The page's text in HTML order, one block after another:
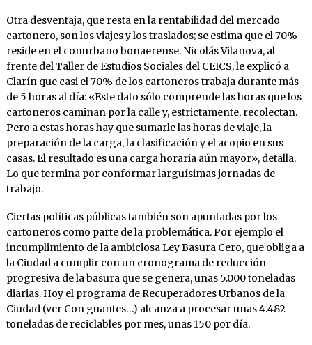
Otra desventaja, que resta en la rentabilidad del mercado
cartonero, son los viajes y los traslados; se estima que el 70%
reside en el conurbano bonaerense. Nicolás Vilanova, al
frente del Taller de Estudios Sociales del CEICS, le explicó a
Clarín que casi el 70% de los cartoneros trabaja durante más
de 5 horas al día: «Este dato sólo comprende las horas que los
cartoneros caminan por la calle y, estrictamente, recolectan.
Pero a estas horas hay que sumarle las horas de viaje, la
preparación de la carga, la clasificación y el acopio en sus
casas. El resultado es una carga horaria aún mayor», detalla.
Lo que termina por conformar larguísimas jornadas de
trabajo.
Ciertas políticas públicas también son apuntadas por los
cartoneros como parte de la problemática. Por ejemplo el
incumplimiento de la ambiciosa Ley Basura Cero, que obliga a
la Ciudad a cumplir con un cronograma de reducción
progresiva de la basura que se genera, unas 5.000 toneladas
diarias. Hoy el programa de Recuperadores Urbanos de la
Ciudad (ver Con guantes…) alcanza a procesar unas 4.482
toneladas de reciclables por mes, unas 150 por día.